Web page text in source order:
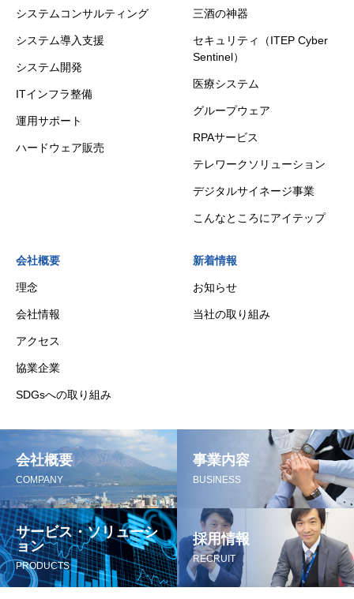
システムコンサルティング
システム導入支援
システム開発
ITインフラ整備
運用サポート
ハードウェア販売
三酒の神器
セキュリティ（ITEP Cyber
Sentinel）
医療システム
グループウェア
RPAサービス
テレワークソリューション
デジタルサイネージ事業
こんなところにアイテップ
会社概要
理念
会社情報
アクセス
協業企業
SDGsへの取り組み
新着情報
お知らせ
当社の取り組み
会社概要
COMPANY
事業内容
BUSINESS
サービス・ソリューシ
ョン
PRODUCTS
採用情報
RECRUIT